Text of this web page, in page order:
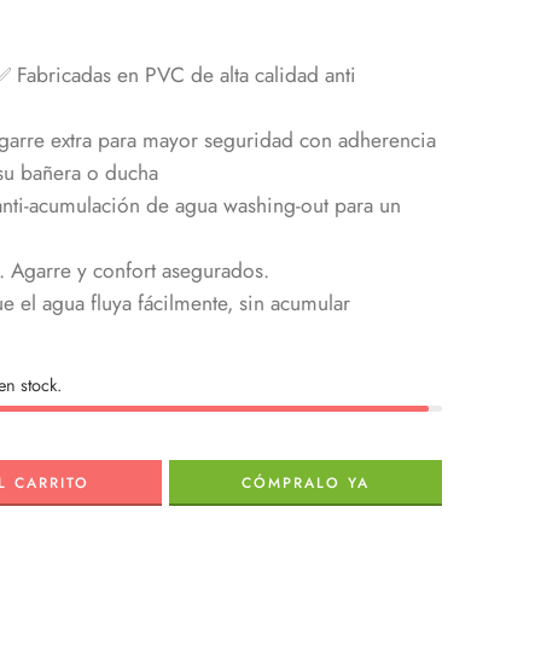
en PVC de alta calidad anti
extra para mayor seguridad con adherencia
bañera o ducha
acumulación de agua washing-out para un
Agarre y confort asegurados.
el agua fluya fácilmente, sin acumular
stock.
CARRITO CÓMPRALO YA